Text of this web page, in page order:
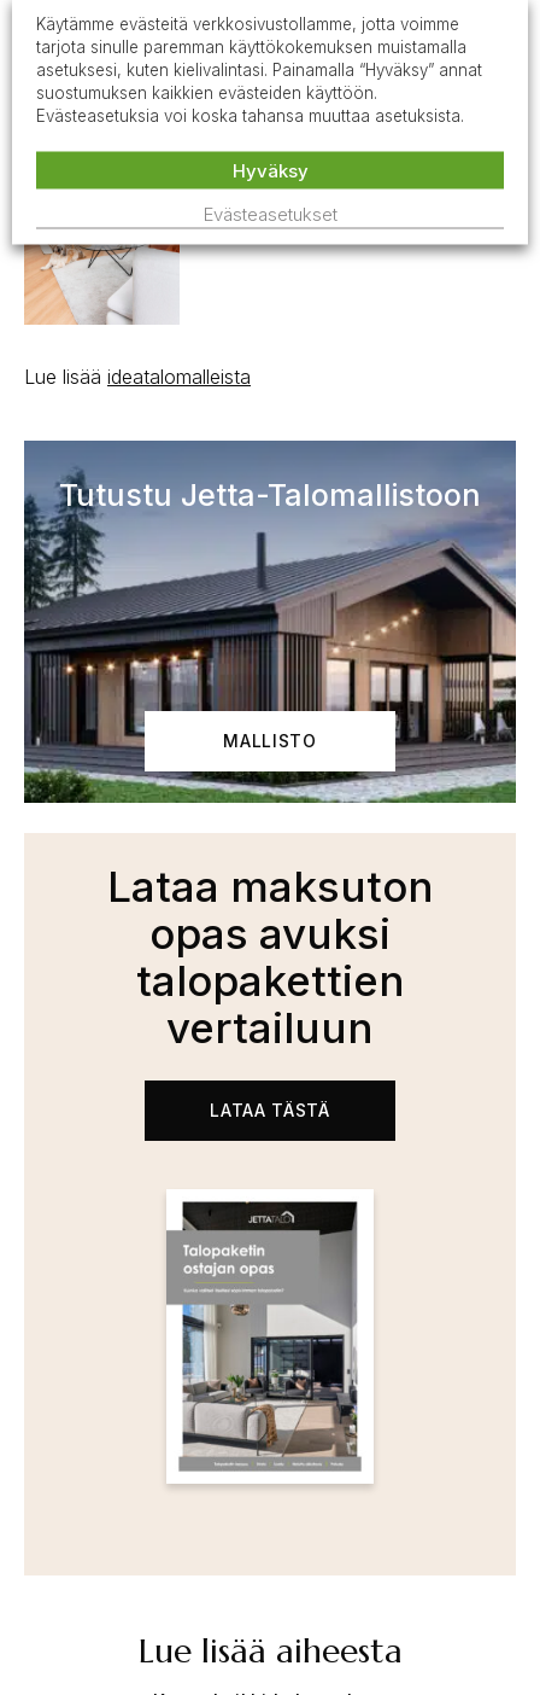
projekti ei tuntunut raskaalta
missään vaiheessa.
Lue lisää ideatalomalleista
Tutustu Jetta-Talomallistoon
MALLISTO
Lataa maksuton
opas avuksi
talopakettien
vertailuun
LATAA TÄSTÄ
Lue lisää aiheesta
Käytämme evästeitä verkkosivustollamme, jotta voimme
tarjota sinulle paremman käyttökokemuksen muistamalla
asetuksesi, kuten kielivalintasi. Painamalla “Hyväksy” annat
suostumuksen kaikkien evästeiden käyttöön.
Evästeasetuksia voi koska tahansa muuttaa asetuksista.
Evästeasetukset
Hyväksy